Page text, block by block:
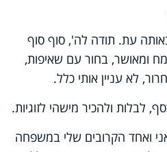
חייל משוחרר, בן 22 באותה עת. תודה לה', סוף סוף
ומאושר, בחור עם שאיפות,
לא עניין אותי כלל.
לבלות ולהכיר מישהי לזוגיות.
ואחד הקרובים שלי במשפחה